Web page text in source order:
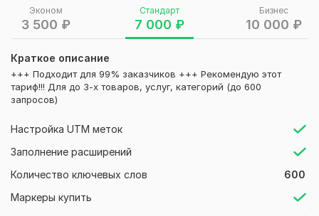
Эконом
3 500 ₽
Стандарт
7 000 ₽
Бизнес
10 000 ₽
Краткое описание
+++ Подходит для 99% заказчиков +++ Рекомендую этот
тариф!!! Для до 3-х товаров, услуг, категорий (до 600
запросов)
Настройка UTM меток
Заполнение расширений
Количество ключевых слов
600
Маркеры купить
!!! Также могу помочь с установкой и настройкой Яндекс
Метрики и целей (см. доп. опции)
дать кампаниям большей пространства для обучения (см.
доп. опции)
Что делаю по этому кворку:
Для товаров, услуг или бизнес направлений делаю
настройку на Поиске Яндекс Директ по направлениям:
+ Бухгалтерское обслуживание, Ведение бухгалтерии,
Налоговый учет, Кадровый учет, Бухгалтерское
сопровождение бизнеса, Автоматизация бухгалтерии